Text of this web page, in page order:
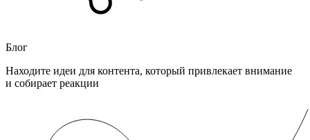
Блог
Находите идеи для контента, который привлекает внимание
и собирает реакции